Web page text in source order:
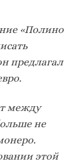
«Полино
предлагал
между
не
этой